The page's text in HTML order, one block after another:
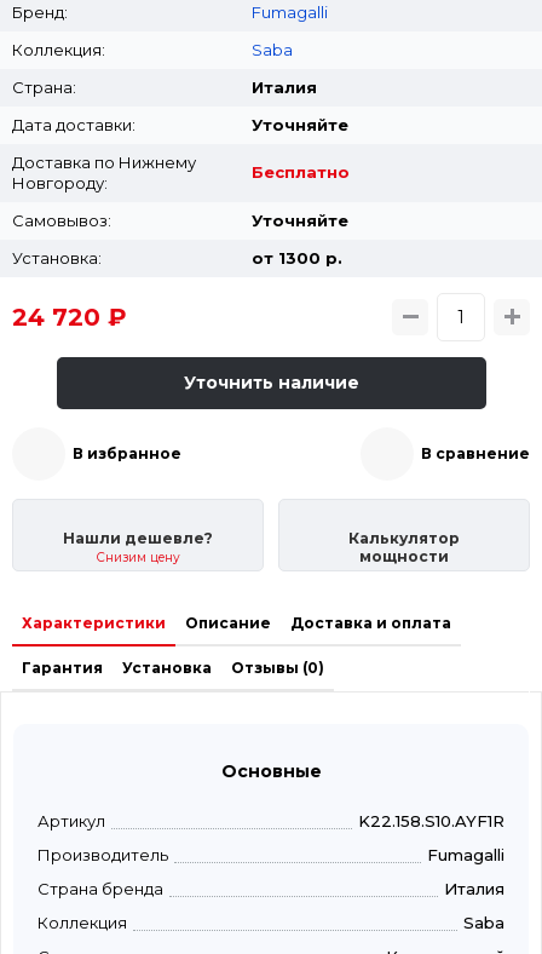
Бренд:
Fumagalli
Коллекция:
Saba
Страна:
Италия
Дата доставки:
Уточняйте
Доставка по Нижнему
Новгороду:
Бесплатно
Самовывоз:
Уточняйте
Установка:
от 1300 p.
24 720 ₽
Уточнить наличие
В избранное В сравнение
Нашли дешевле?
Снизим цену
Калькулятор
мощности
Характеристики Описание Доставка и оплата
Гарантия Установка Отзывы (0)
Основные
Артикул
K22.158.S10.AYF1R
Производитель
Fumagalli
Страна бренда
Италия
Коллекция
Saba